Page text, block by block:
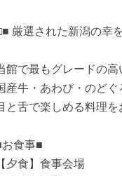
厳選された新潟の幸
館で最もグレードの
産牛・あわび・のど
と舌で楽しめる料理を
食事■
夕食】食事会場